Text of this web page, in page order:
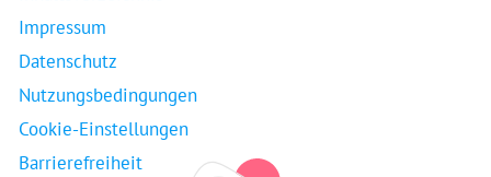
Impressum
Datenschutz
Nutzungsbedingungen
Cookie-Einstellungen
Barrierefreiheit